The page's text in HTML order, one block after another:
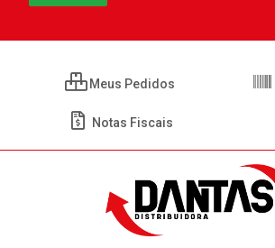
Meus Pedidos
Notas Fiscais